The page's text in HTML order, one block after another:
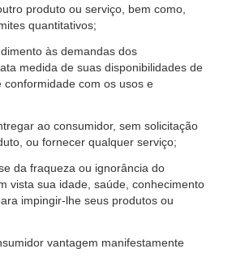
produto ou serviço, bem como,
quantitativos;
às demandas dos
medida de suas disponibilidades de
conformidade com os usos e
ao consumidor, sem solicitação
ou fornecer qualquer serviço;
da fraqueza ou ignorância do
vista sua idade, saúde, conhecimento
impingir-lhe seus produtos ou
vantagem manifestamente